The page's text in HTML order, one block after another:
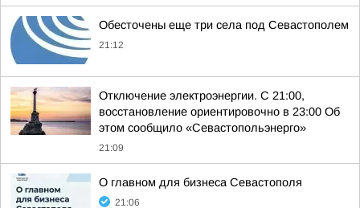
Обесточены еще три села под Севастополем
21:12
Отключение электроэнергии. С 21:00,
восстановление ориентировочно в 23:00 Об
этом сообщило «Севастопольэнерго»
21:09
О главном для бизнеса Севастополя
21:06